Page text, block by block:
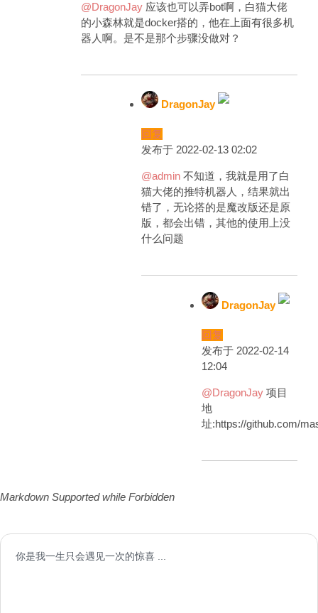
@DragonJay应该也可以弄bot啊，白猫大佬
的小森林就是docker搭的，他在上面有很多机
器人啊。是不是那个步骤没做对？
DragonJay
回复
发布于 2022-02-13 02:02
@admin不知道，我就是用了白
猫大佬的推特机器人，结果就出
错了，无论搭的是魔改版还是原
版，都会出错，其他的使用上没
什么问题
DragonJay
回复
发布于 2022-02-14
12:04
@DragonJay项目
地
址:https://github.com/
Markdown Supported while Forbidden